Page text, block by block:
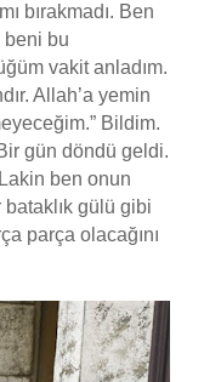
bırakmadı. Ben
beni bu
vakit anladım.
Allah’a yemin
Bildim.
gün döndü geldi.
ben onun
gülü gibi
parça olacağını